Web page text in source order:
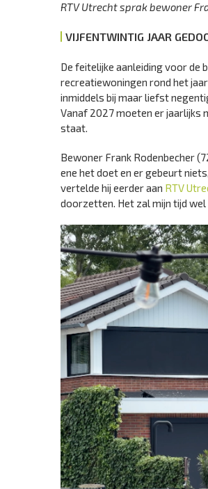
RTV Utrecht sprak bewoner
VIJFENTWINTIG JAAR
De feitelijke aanleiding voor de
recreatiewoningen rond het
inmiddels bij maar liefst
Vanaf 2027 moeten er jaarlijks
staat.
Bewoner Frank Rodenbecher
ene het doet en er gebeurt
vertelde hij eerder aan RTV
doorzetten. Het zal mijn tijd wel